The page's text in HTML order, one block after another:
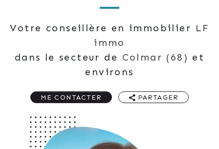
Votre conseillère en immobilier LF
immo
dans le secteur de Colmar (68) et
environs
ME CONTACTER PARTAGER